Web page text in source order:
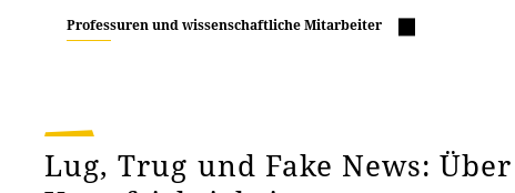
Professuren und wissenschaftliche Mitarbeiter
Lug, Trug und Fake News: